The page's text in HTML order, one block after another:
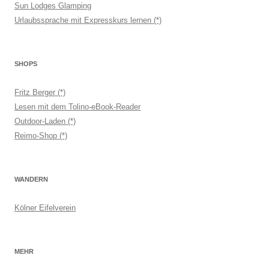
Sun Lodges Glamping
Urlaubssprache mit Expresskurs lernen (*)
SHOPS
Fritz Berger (*)
Lesen mit dem Tolino-eBook-Reader
Outdoor-Laden (*)
Reimo-Shop (*)
WANDERN
Kölner Eifelverein
MEHR